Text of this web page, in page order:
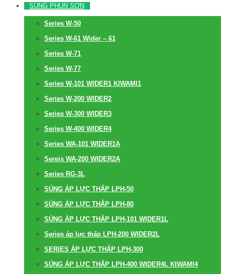
SÚNG PHUN SƠN
Series W-50
Series W-61 Wider – 61
Series W-71
Series W-77
Series W-101 WIDER1 KIWAMI1
Series W-200 WIDER2
Series W-300 WIDER3
Series W-400 WIDER4
Series WA-101 WIDER1A
Sereis WA-200 WIDER2A
Series RG-3L
SÚNG ÁP LỰC THẤP LPH-50
SÚNG ÁP LỰC THẤP LPH-80
SÚNG ÁP LỰC THẤP LPH-101 WIDER1L
Series áp lực thấp LPH-200 WIDER2L
SERIES ÁP LỰC THẤP LPH-300
SÚNG ÁP LỰC THẤP LPH-400 WIDER4L KIWAMI4